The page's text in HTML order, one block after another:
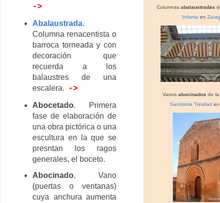
->
Abalaustrada.
Columna renacentista o
barroca torneada y con
decoración que
recuerda a los
balaustres de una
escalera.
->
Abocetado. Primera
fase de elaboración de
una obra pictórica o una
escultura en la que se
presntan los ragos
generales, el boceto.
Abocinado. Vano
(puertas o ventanas)
cuya anchura aumenta
Columnas abalaustradas
Infanta en
Vanos abocinados de la
Santísima Trinidad